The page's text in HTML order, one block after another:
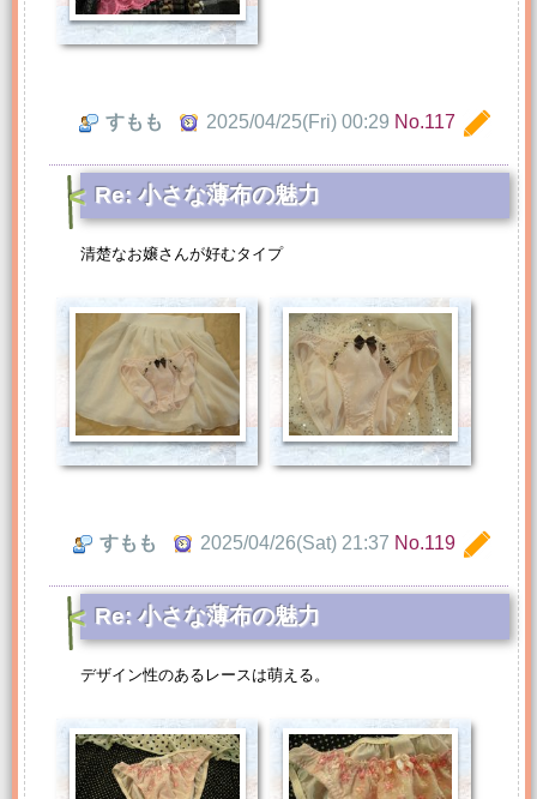
すもも 2025/04/25(Fri) 00:29 No.117
Re: 小さな薄布の魅力
清楚なお嬢さんが好むタイプ
すもも 2025/04/26(Sat) 21:37 No.119
Re: 小さな薄布の魅力
デザイン性のあるレースは萌える。